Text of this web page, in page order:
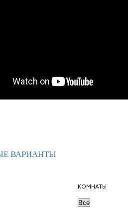
ВАРИАНТЫ
КОМНАТЫ